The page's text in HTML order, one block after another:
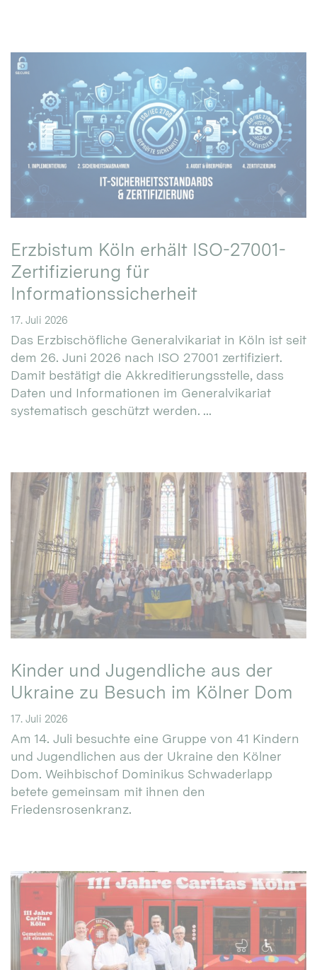
Erzbistum Köln erhält ISO-27001-
Zertifizierung für
Informationssicherheit
17. Juli 2026
Das Erzbischöfliche Generalvikariat in Köln ist seit
dem 26. Juni 2026 nach ISO 27001 zertifiziert.
Damit bestätigt die Akkreditierungsstelle, dass
Daten und Informationen im Generalvikariat
systematisch geschützt werden. ...
Kinder und Jugendliche aus der
Ukraine zu Besuch im Kölner Dom
17. Juli 2026
Am 14. Juli besuchte eine Gruppe von 41 Kindern
und Jugendlichen aus der Ukraine den Kölner
Dom. Weihbischof Dominikus Schwaderlapp
betete gemeinsam mit ihnen den
Friedensrosenkranz.